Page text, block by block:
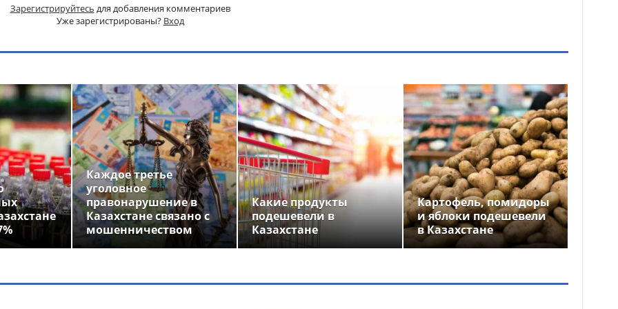
Зарегистрируйтесь для добавления комментариев
Уже зарегистрированы? Вход
Каждое третье
уголовное
правонарушение в
Казахстане связано с
мошенничеством
Какие продукты
подешевели в
Казахстане
Картофель, помидоры
и яблоки подешевели
в Казахстане